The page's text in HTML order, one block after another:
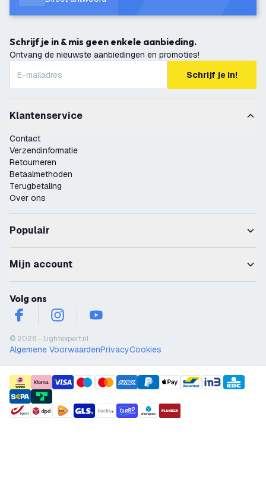
Schrijf je in & mis geen enkele aanbieding.
Ontvang de nieuwste aanbiedingen en promoties!
Schrijf je in!
Klantenservice
Contact
Verzendinformatie
Retourneren
Betaalmethoden
Terugbetaling
Over ons
Populair
Mijn account
Volg ons
facebookinstagramyoutube
© 2026 - Lightexpert.nl
Algemene VoorwaardenPrivacyCookies
payment methods
shipment methods